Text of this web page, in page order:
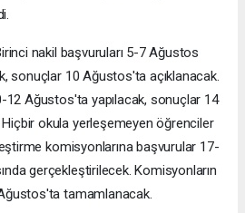
nakil başvuruları 5-7 Ağustos
sonuçlar 10 Ağustos'ta açıklanacak.
12 Ağustos'ta yapılacak, sonuçlar 14
okula yerleşemeyen öğrenciler
komisyonlarına başvurular 17-
gerçekleştirilecek. Komisyonların
tamamlanacak.